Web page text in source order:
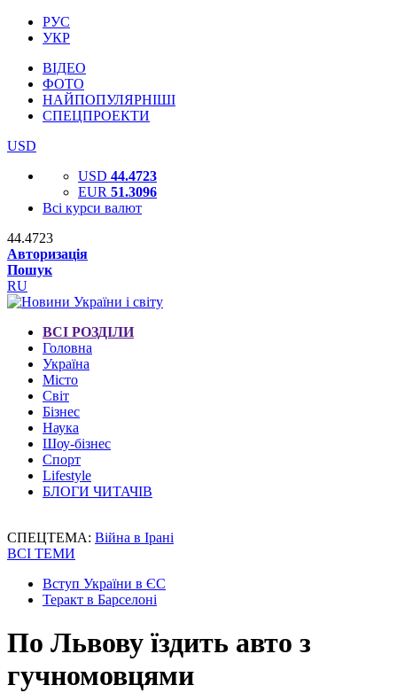
РУС
УКР
ВІДЕО
ФОТО
НАЙПОПУЛЯРНІШІ
СПЕЦПРОЕКТИ
USD
USD 44.4723
EUR 51.3096
Всі курси валют
44.4723
Авторизація
Пошук
RU
ВСІ РОЗДІЛИ
Головна
Україна
Місто
Світ
Бізнес
Наука
Шоу-бізнес
Спорт
Lifestyle
БЛОГИ ЧИТАЧІВ
СПЕЦТЕМА: Війна в Ірані
ВСІ ТЕМИ
Вступ України в ЄС
Теракт в Барселоні
По Львову їздить авто з
гучномовцями